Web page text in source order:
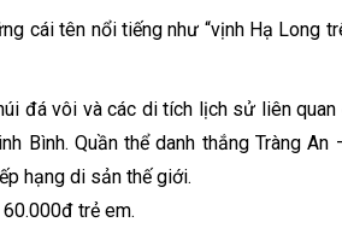
cái tên nổi tiếng như “vịnh Hạ Long
đá vôi và các di tích lịch sử liên
Bình. Quần thể danh thắng Tràng
hạng di sản thế giới.
trẻ em.